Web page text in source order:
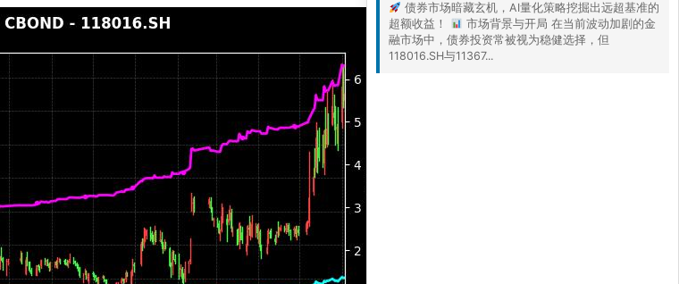
债券市场暗藏玄机，AI量化策略挖掘出远超基准的
超额收益！
市场背景与开局 在当前波动加剧的金
融市场中，债券投资常被视为稳健选择，但
118016.SH与11367...